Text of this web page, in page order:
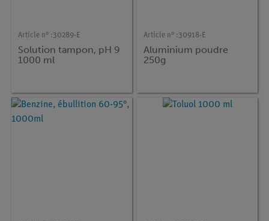
Article n° :30289-E
Solution tampon, pH 9
1000 ml
Article n° :30918-E
Aluminium poudre
250g